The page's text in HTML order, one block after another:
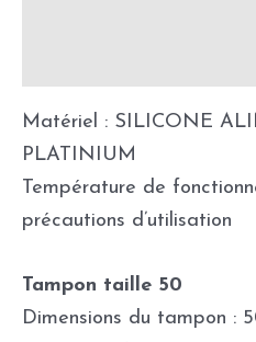
Matériel : SILICONE
PLATINIUM
Température de
précautions d’utilisation
Tampon taille 50
Dimensions du tampon :